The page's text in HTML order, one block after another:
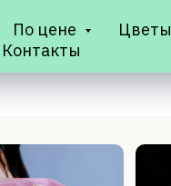
По цене
Цветы
Контакты